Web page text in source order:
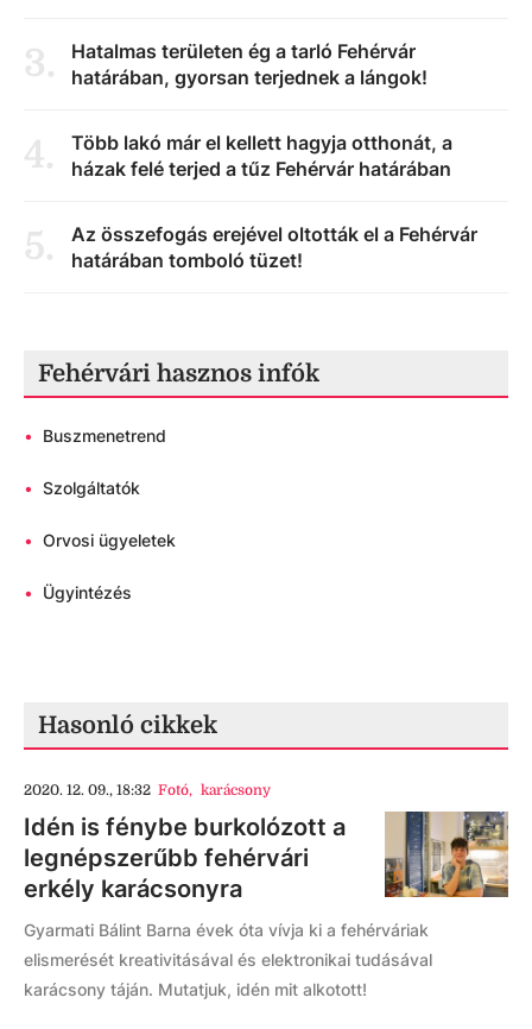
3.
Hatalmas területen ég a tarló Fehérvár
határában, gyorsan terjednek a lángok!
4.
Több lakó már el kellett hagyja otthonát, a
házak felé terjed a tűz Fehérvár határában
5.
Az összefogás erejével oltották el a Fehérvár
határában tomboló tüzet!
Fehérvári hasznos infók
• Buszmenetrend
• Szolgáltatók
• Orvosi ügyeletek
• Ügyintézés
Hasonló cikkek
2020. 12. 09., 18:32 Fotó, karácsony
Idén is fénybe burkolózott a
legnépszerűbb fehérvári
erkély karácsonyra
Gyarmati Bálint Barna évek óta vívja ki a fehérváriak
elismerését kreativitásával és elektronikai tudásával
karácsony táján. Mutatjuk, idén mit alkotott!